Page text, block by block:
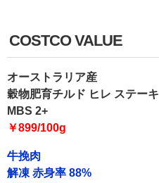
COSTCO VALUE
オーストラリア産
穀物肥育チルド ヒレ ステーキ
MBS 2+
￥899/100g
牛挽肉
解凍 赤身率 88%